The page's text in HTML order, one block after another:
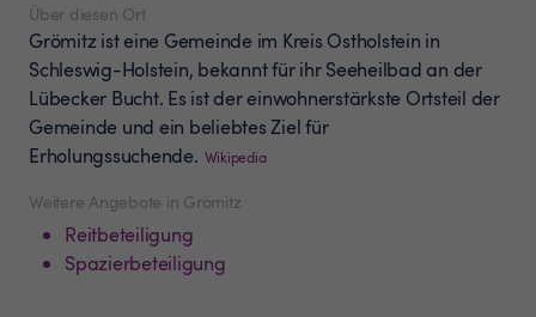
Weitere Angebote in Grömitz
Reitbeteiligung
Spazierbeteiligung
Über diesen Ort
Grömitz ist eine Gemeinde im Kreis Ostholstein in
Schleswig-Holstein, bekannt für ihr Seeheilbad an der
Lübecker Bucht. Es ist der einwohnerstärkste Ortsteil der
Gemeinde und ein beliebtes Ziel für
Erholungssuchende. Wikipedia